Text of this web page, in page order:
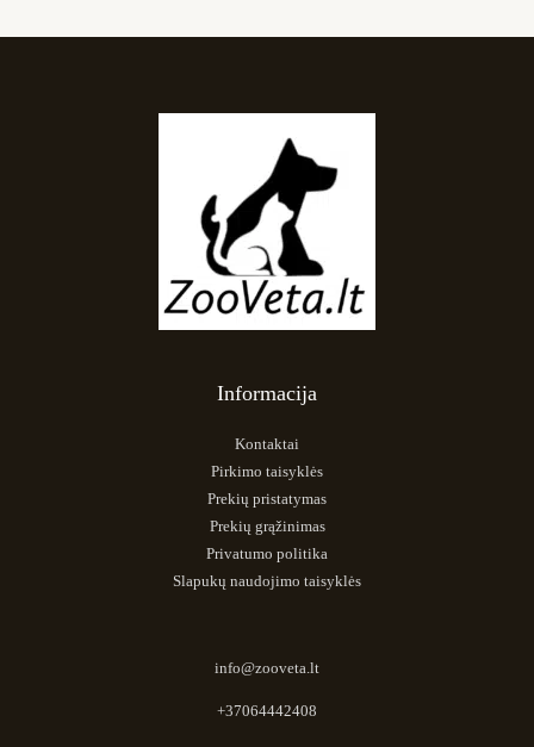
Informacija
Kontaktai
Pirkimo taisyklės
Prekių pristatymas
Prekių grąžinimas
Privatumo politika
Slapukų naudojimo taisyklės
info@zooveta.lt
+37064442408